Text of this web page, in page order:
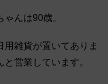
んは90歳。
雑貨が置いてありま
営業しています。